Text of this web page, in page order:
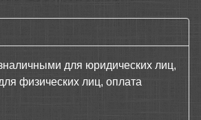
для юридических лиц,
физических лиц, оплата